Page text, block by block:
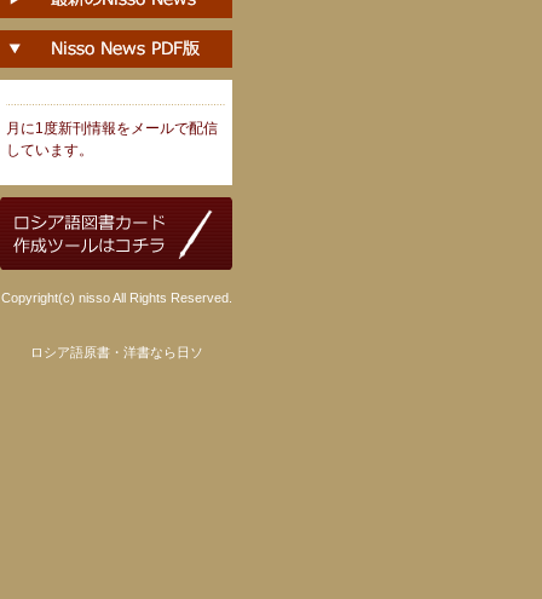
月に1度新刊情報をメールで配信
しています。
Copyright(c) nisso All Rights Reserved.
ロシア語原書・洋書なら日ソ